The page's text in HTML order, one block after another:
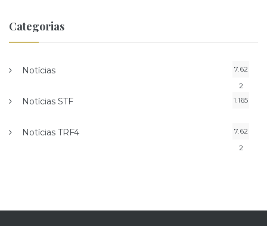
Categorias
Notícias
7.62
2
Notícias STF 1.165
Notícias TRF4
7.62
2